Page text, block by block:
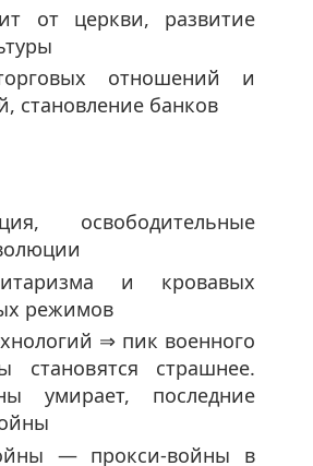
от церкви, развитие
отношений и
становление банков
освободительные
и кровавых
режимов
⇒ пик военного
становятся страшнее.
умирает, последние
— прокси-войны в